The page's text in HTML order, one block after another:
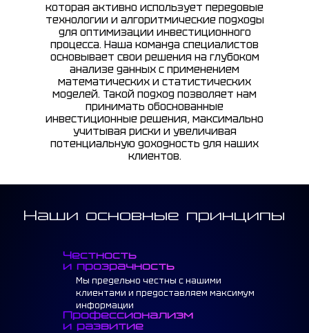
которая активно использует передовые
технологии и алгоритмические подходы
для оптимизации инвестиционного
процесса. Наша команда специалистов
основывает свои решения на глубоком
анализе данных с применением
математических и статистических
моделей. Такой подход позволяет нам
принимать обоснованные
инвестиционные решения, максимально
учитывая риски и увеличивая
потенциальную доходность для наших
клиентов.
Мы предельно честны с нашими
клиентами и предоставляем максимум
информации
Наши основные принципы
Профессионализм
и развитие
Честность
и прозрачность